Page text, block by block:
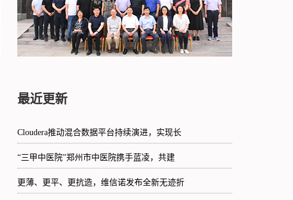
最近更新
Cloudera推动混合数据平台持续演进，实现长
“三甲中医院”郑州市中医院携手蓝凌，共建
更薄、更平、更抗造，维信诺发布全新无迹折